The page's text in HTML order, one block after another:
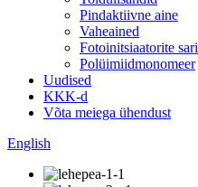
Pindaktiivne aine
Vaheained
Fotoinitsiaatorite sari
Polüimiidmonomeer
Uudised
KKK-d
Võta meiega ühendust
English